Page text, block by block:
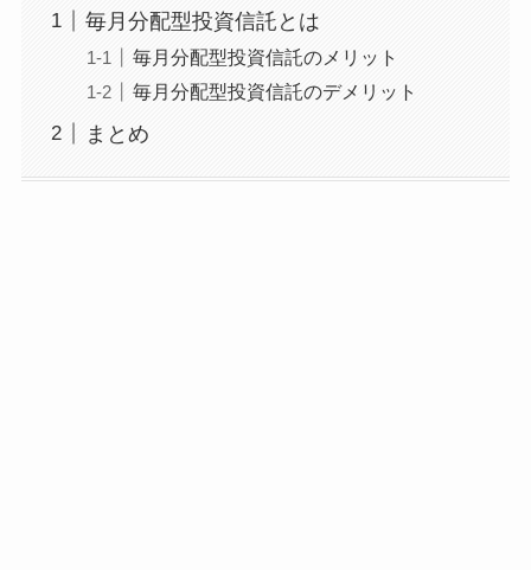
毎月分配型投資信託とは
毎月分配型投資信託のメリット
毎月分配型投資信託のデメリット
まとめ